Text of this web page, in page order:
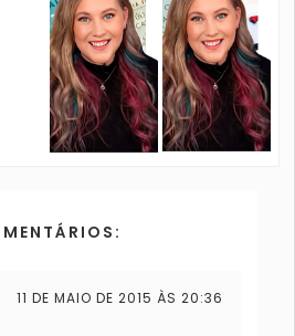
11 DE MAIO DE 2015 ÀS 20:36